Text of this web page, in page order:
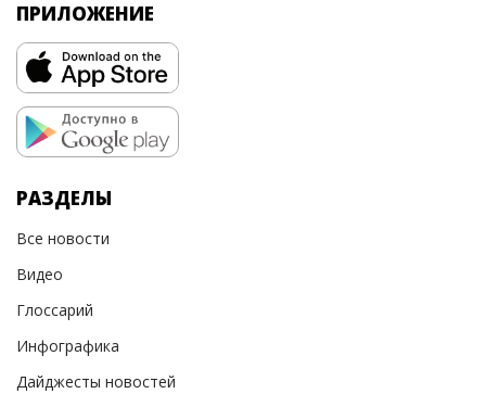
ПРИЛОЖЕНИЕ
РАЗДЕЛЫ
Все новости
Видео
Глоссарий
Инфографика
Дайджесты новостей